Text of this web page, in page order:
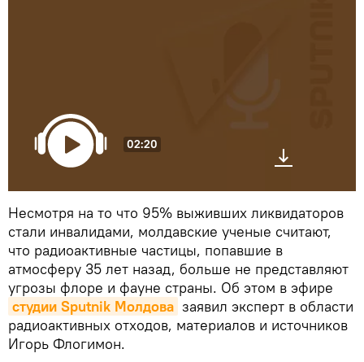
02:20
Несмотря на то что 95% выживших ликвидаторов
стали инвалидами, молдавские ученые считают,
что радиоактивные частицы, попавшие в
атмосферу 35 лет назад, больше не представляют
угрозы флоре и фауне страны. Об этом в эфире
студии Sputnik Молдова заявил эксперт в области
радиоактивных отходов, материалов и источников
Игорь Флогимон.